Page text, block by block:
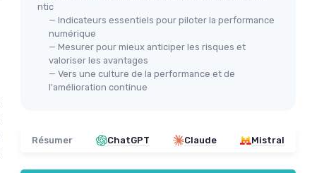
ntic
— Indicateurs essentiels pour piloter la performance
numérique
— Mesurer pour mieux anticiper les risques et
valoriser les avantages
— Vers une culture de la performance et de
l'amélioration continue
Résumer ChatGPT Claude Mistral